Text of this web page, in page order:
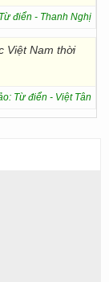
điển - Thanh Nghị
Việt Nam thời
Từ điển - Việt Tân